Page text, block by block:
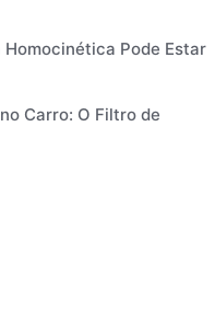
Pode Estar
Carro: O Filtro de